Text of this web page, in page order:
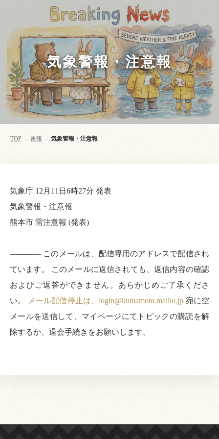
気象警報・注意報
TOP > 速報 > 気象警報・注意報
気象庁 12月11日6時27分 発表
気象警報・注意報
熊本市 雷注意報 (発表)
———— このメールは、配信専用のアドレスで配信され
ています。 このメールに返信されても、返信内容の確認
およびご返答ができません。あらかじめご了承くださ
い。
メール配信停止は、login@kumamoto.mailio.jp 宛に空
メールを送信して、マイページにてトピックの購読を解
除するか、退会手続きをお願いします。